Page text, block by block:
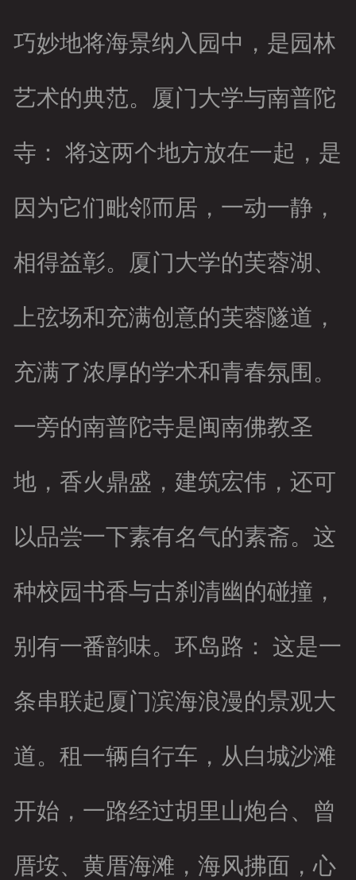
巧妙地将海景纳入园中，是园林
艺术的典范。厦门大学与南普陀
寺： 将这两个地方放在一起，是
因为它们毗邻而居，一动一静，
相得益彰。厦门大学的芙蓉湖、
上弦场和充满创意的芙蓉隧道，
充满了浓厚的学术和青春氛围。
一旁的南普陀寺是闽南佛教圣
地，香火鼎盛，建筑宏伟，还可
以品尝一下素有名气的素斋。这
种校园书香与古刹清幽的碰撞，
别有一番韵味。环岛路： 这是一
条串联起厦门滨海浪漫的景观大
道。租一辆自行车，从白城沙滩
开始，一路经过胡里山炮台、曾
厝垵、黄厝海滩，海风拂面，心